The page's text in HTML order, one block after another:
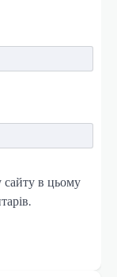
сайту в цьому